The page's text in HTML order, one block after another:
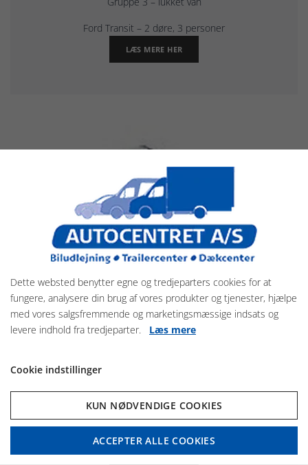
Ford Transit – 2 døre, 3 personer
LÆS MERE HER
Ford Transit – 2 døre, 3 personer
Dette websted benytter egne og tredjeparters cookies for at
fungere, analysere din brug af vores produkter og tjenester, hjælpe
med vores salgsfremmende og marketingsmæssige indsats og
levere indhold fra tredjeparter. Læs mere
Cookie indstillinger
KUN NØDVENDIGE COOKIES
ACCEPTER ALLE COOKIES